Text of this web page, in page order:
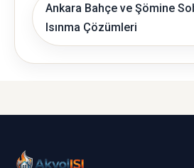
Ankara Bahçe ve Şömine
Isınma Çözümleri